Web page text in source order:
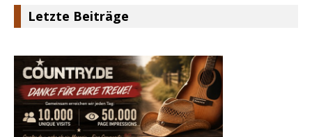
Letzte Beiträge